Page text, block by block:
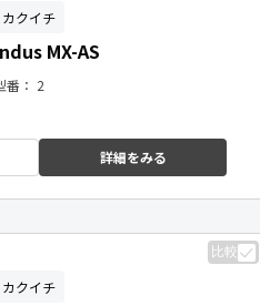
カクイチ
MX-AS
番： 2
詳細をみる
比較
カクイチ